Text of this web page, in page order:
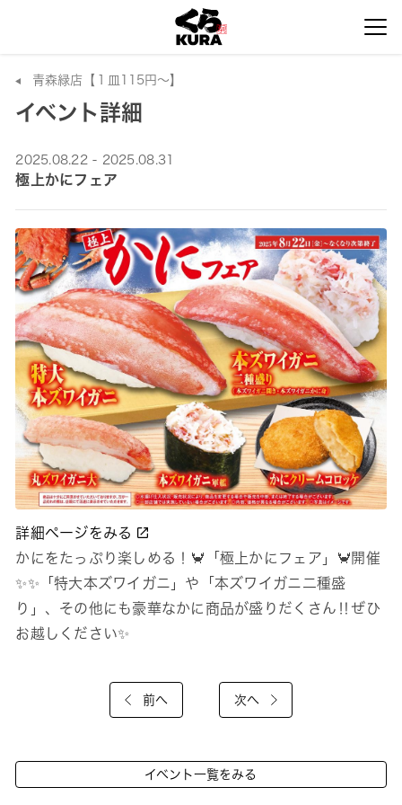
青森緑店【１皿115円～】
イベント詳細
2025.08.22 - 2025.08.31
極上かにフェア
詳細ページをみる
かにをたっぷり楽しめる！🦀「極上かにフェア」🦀開催
✨✨「特大本ズワイガニ」や「本ズワイガニ二種盛
り」、その他にも豪華なかに商品が盛りだくさん‼ぜひ
お越しください✨
前へ 次へ
イベント一覧をみる